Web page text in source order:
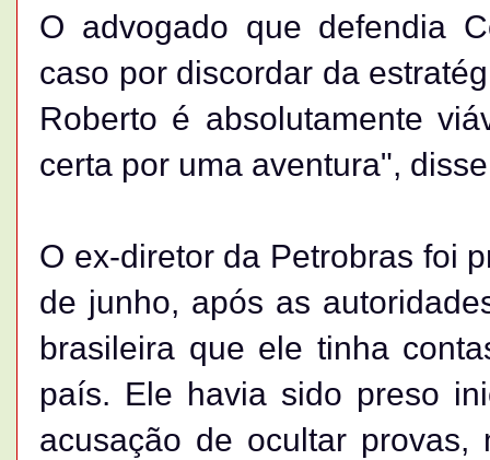
O advogado que defendia
caso por discordar da
Roberto é absolutamente
certa por uma aventura",
O ex-diretor da Petrobras foi
de junho, após as
brasileira que ele tinha
país. Ele havia sido preso
acusação de ocultar